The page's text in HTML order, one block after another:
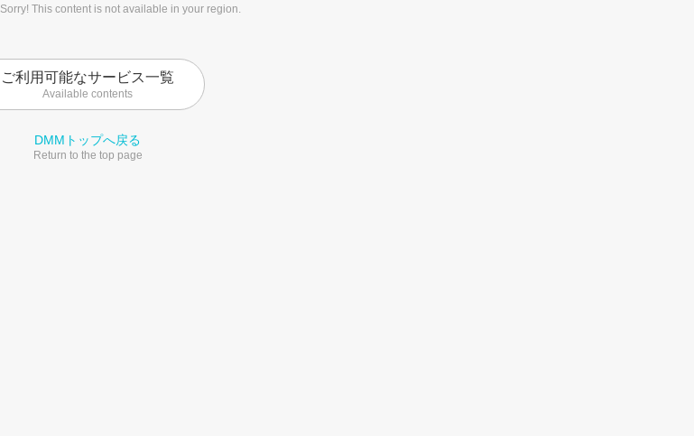
Sorry! This content is not available in your region.
ご利用可能なサービス一覧
Available contents
DMMトップへ戻る
Return to the top page